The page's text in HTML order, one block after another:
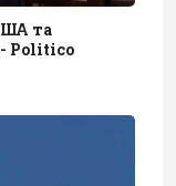
та
Politico